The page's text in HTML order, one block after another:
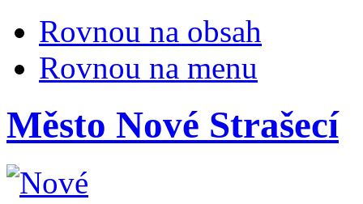
Rovnou na obsah
Rovnou na menu
Město Nové Strašecí